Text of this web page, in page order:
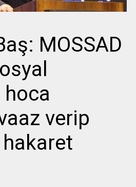
MOSSAD
hoca
verip
hakaret